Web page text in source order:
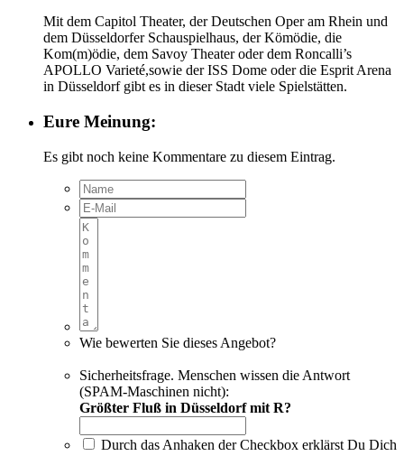
Mit dem Capitol Theater, der Deutschen Oper am Rhein und
dem Düsseldorfer Schauspielhaus, der Kömödie, die
Kom(m)ödie, dem Savoy Theater oder dem Roncalli’s
APOLLO Varieté,sowie der ISS Dome oder die Esprit Arena
in Düsseldorf gibt es in dieser Stadt viele Spielstätten.
Eure Meinung:
Es gibt noch keine Kommentare zu diesem Eintrag.
Wie bewerten Sie dieses Angebot?
Sicherheitsfrage. Menschen wissen die Antwort
(SPAM-Maschinen nicht):
Größter Fluß in Düsseldorf mit R?
Durch das Anhaken der Checkbox erklärst Du Dich